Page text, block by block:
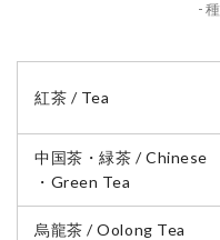
-
紅茶 / Tea
中国茶・緑茶 / Chinese
・Green Tea
烏龍茶 / Oolong Tea